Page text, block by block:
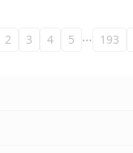
2 3 4 5 … 193